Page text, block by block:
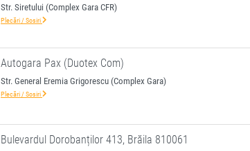
Str. Siretului (Complex Gara CFR)
Plecări / Sosiri
Autogara Pax (Duotex Com)
Str. General Eremia Grigorescu (Complex Gara)
Plecări / Sosiri
Bulevardul Dorobanților 413, Brăila 810061